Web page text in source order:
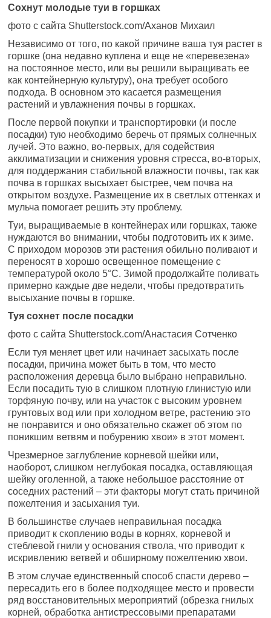
Сохнут молодые туи в горшках
фото с сайта Shutterstock.com/Аханов Михаил
Независимо от того, по какой причине ваша туя растет в
горшке (она недавно куплена и еще не «перевезена»
на постоянное место, или вы решили выращивать ее
как контейнерную культуру), она требует особого
подхода. В основном это касается размещения
растений и увлажнения почвы в горшках.
После первой покупки и транспортировки (и после
посадки) тую необходимо беречь от прямых солнечных
лучей. Это важно, во-первых, для содействия
акклиматизации и снижения уровня стресса, во-вторых,
для поддержания стабильной влажности почвы, так как
почва в горшках высыхает быстрее, чем почва на
открытом воздухе. Размещение их в светлых оттенках и
мульча помогает решить эту проблему.
Туи, выращиваемые в контейнерах или горшках, также
нуждаются во внимании, чтобы подготовить их к зиме.
С приходом морозов эти растения обильно поливают и
переносят в хорошо освещенное помещение с
температурой около 5°С. Зимой продолжайте поливать
примерно каждые две недели, чтобы предотвратить
высыхание почвы в горшке.
Туя сохнет после посадки
фото с сайта Shutterstock.com/Анастасия Сотченко
Если туя меняет цвет или начинает засыхать после
посадки, причина может быть в том, что место
расположения деревца было выбрано неправильно.
Если посадить тую в слишком плотную глинистую или
торфяную почву, или на участок с высоким уровнем
грунтовых вод или при холодном ветре, растению это
не понравится и оно обязательно скажет об этом по
поникшим ветвям и побурению хвои» в этот момент.
Чрезмерное заглубление корневой шейки или,
наоборот, слишком неглубокая посадка, оставляющая
шейку оголенной, а также небольшое расстояние от
соседних растений – эти факторы могут стать причиной
пожелтения и засыхания туи.
В большинстве случаев неправильная посадка
приводит к скоплению воды в корнях, корневой и
стеблевой гнили у основания ствола, что приводит к
искривлению ветвей и обширному пожелтению хвои.
В этом случае единственный способ спасти дерево –
пересадить его в более подходящее место и провести
ряд восстановительных мероприятий (обрезка гнилых
корней, обработка антистрессовыми препаратами